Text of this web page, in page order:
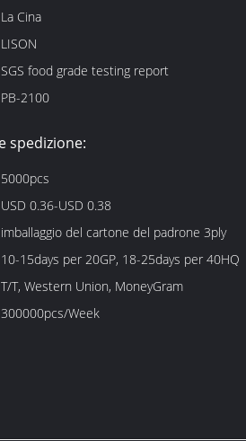
La Cina
LISON
SGS food grade testing report
PB-2100
spedizione:
5000pcs
USD 0.36-USD 0.38
imballaggio del cartone del padrone 3ply
10-15days per 20GP, 18-25days per 40HQ
T/T, Western Union, MoneyGram
300000pcs/Week